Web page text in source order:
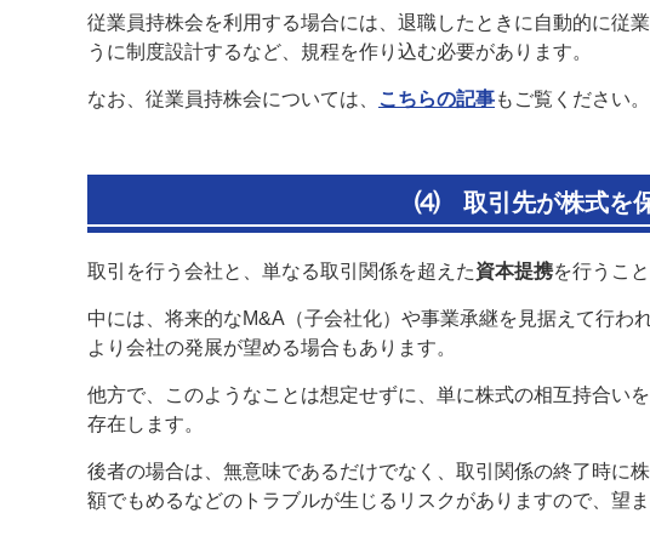
従業員持株会を利用する場合には、退職したときに自動的に従
うに制度設計するなど、規程を作り込む必要があります。
なお、従業員持株会については、 こちらの記事もご覧ください。
⑷ 取引先が株式を
取引を行う会社と、単なる取引関係を超えた資本提携を行うこ
中には、将来的なM&A（子会社化）や事業承継を見据えて行わ
より会社の発展が望める場合もあります。
他方で、このようなことは想定せずに、単に株式の相互持合い
存在します。
後者の場合は、無意味であるだけでなく、取引関係の終了時に
額でもめるなどのトラブルが生じるリスクがありますので、望ま